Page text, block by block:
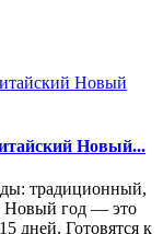
Новый...
традиционный,
Новый год — это
дней. Готовятся к